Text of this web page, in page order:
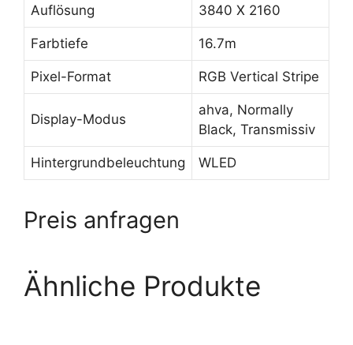
Auflösung 3840 X 2160
Farbtiefe 16.7m
Pixel-Format RGB Vertical Stripe
Display-Modus
ahva, Normally
Black, Transmissiv
Hintergrundbeleuchtung WLED
Preis anfragen
Ähnliche Produkte